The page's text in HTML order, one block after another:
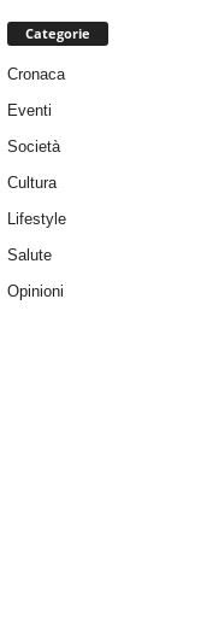
Categorie
Cronaca
Eventi
Società
Cultura
Lifestyle
Salute
Opinioni